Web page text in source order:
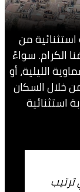
من
الكرام. سواءً
الليلية، أو
خلال السكان
استثنائية